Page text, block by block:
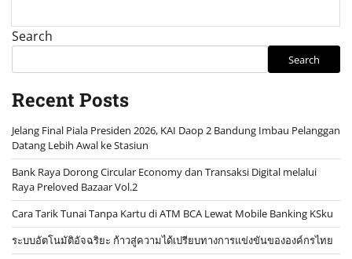
Search
Search
Recent Posts
Jelang Final Piala Presiden 2026, KAI Daop 2 Bandung Imbau Pelanggan
Datang Lebih Awal ke Stasiun
Bank Raya Dorong Circular Economy dan Transaksi Digital melalui
Raya Preloved Bazaar Vol.2
Cara Tarik Tunai Tanpa Kartu di ATM BCA Lewat Mobile Banking KSku
ระบบอัตโนมัติอัจฉริยะ ก้าวสู่ความได้เปรียบทางการแข่งขันขององค์กรไทย